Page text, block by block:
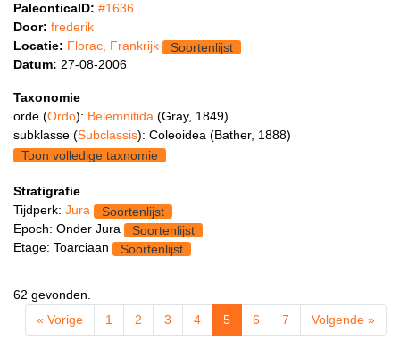
PaleonticaID: #1636
Door: frederik
Locatie: Florac, Frankrijk
Soortenlijst
Datum: 27-08-2006
Taxonomie
orde (Ordo): Belemnitida (Gray, 1849)
subklasse (Subclassis): Coleoidea (Bather, 1888)
Toon volledige taxnomie
Stratigrafie
Tijdperk: Jura
Soortenlijst
Epoch: Onder Jura
Soortenlijst
Etage: Toarciaan
Soortenlijst
62 gevonden.
« Vorige
1 2 3 4 5 6 7 Volgende »